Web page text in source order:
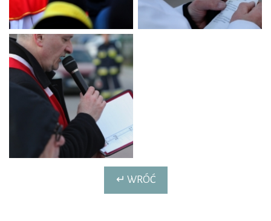
↵ WRÓĆ